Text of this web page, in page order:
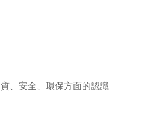
、安全、環保方面的認識